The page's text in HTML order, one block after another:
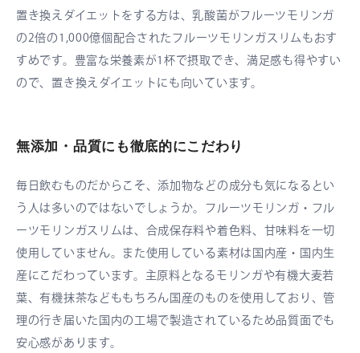
置き換えダイエットをする方は、乳酸菌がフルーツモリンガ
の2倍の1,000億個配合されたフルーツモリンガスリムもおす
すめです。豊富な栄養素が1杯で摂取でき、満足感も得やすい
ので、置き換えダイエットにも向いています。
無添加・品質にも徹底的にこだわり
毎日飲むものだからこそ、添加物などの成分も気になるとい
う人は多いのではないでしょうか。フルーツモリンガ・フル
ーツモリンガスリムは、合成保存料や着色料、甘味料を一切
使用していません。また使用している素材は国内産・国内生
産にこだわっています。主原料となるモリンガや有機大麦若
葉、有機抹茶などももちろん国産のものを使用しており、管
理の行き届いた国内の工場で製造されているため品質面でも
安心感があります。